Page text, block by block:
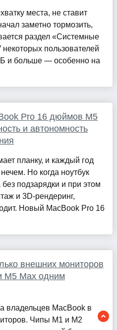
места, не ставит
заметно тормозить,
раздел «Системные
пользователей
и больше — особенно на
Pro 16 дюймов M5
и автономность
планку, и каждый год
Но когда ноутбук
подзарядки и при этом
и 3D-рендеринг,
Новый MacBook Pro 16
внешних мониторов
M5 Max одним
владельцев MacBook в
Чипы M1 и M2